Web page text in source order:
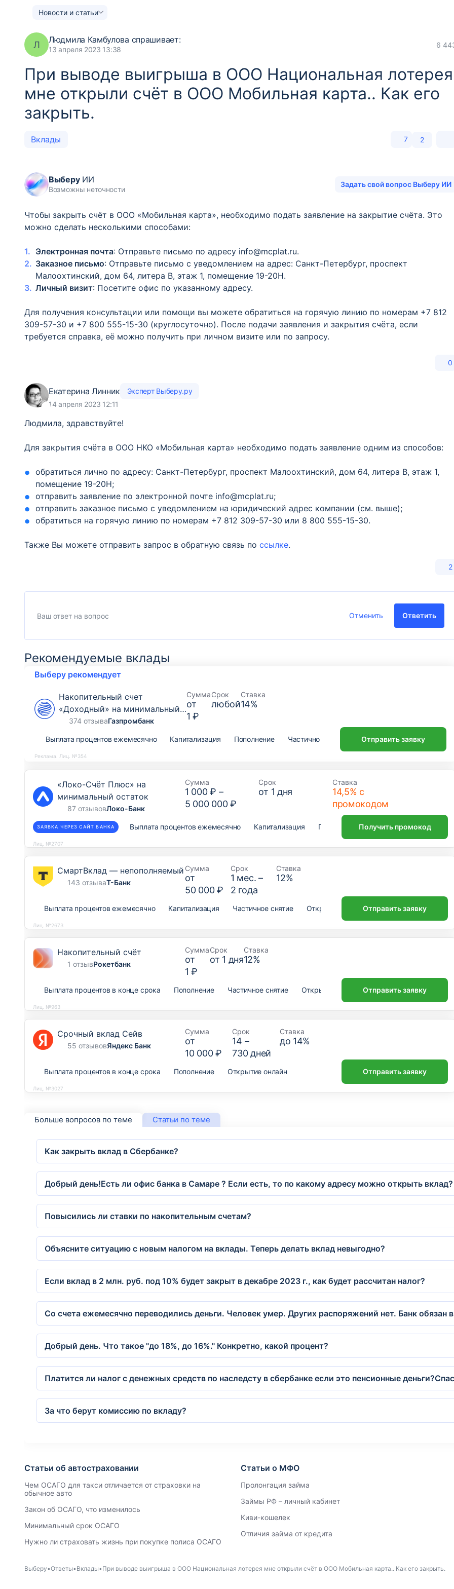
Новости и статьи
Л Людмила Камбулова спрашивает:
13 апреля 2023 13:38
6
При выводе выигрыша в ООО Национальная лотерея
мне открыли счёт в ООО Мобильная карта.. Как его
закрыть.
Вклады 7 2
ВыберуИИ
Возможны неточности
Задать свой вопрос Выберу ИИ
Чтобы закрыть счёт в ООО «Мобильная карта», необходимо подать заявление на закрытие счёта. Это
можно сделать несколькими способами:
Электронная почта: Отправьте письмо по адресу info@mcplat.ru.
Заказное письмо: Отправьте письмо с уведомлением на адрес: Санкт-Петербург, проспект
Малоохтинский, дом 64, литера В, этаж 1, помещение 19-20Н.
Личный визит: Посетите офис по указанному адресу.
Для получения консультации или помощи вы можете обратиться на горячую линию по номерам +7 812
309-57-30 и +7 800 555-15-30 (круглосуточно). После подачи заявления и закрытия счёта, если
требуется справка, её можно получить при личном визите или по запросу.
0
Екатерина Линник
Эксперт Выберу.ру
14 апреля 2023 12:11
Людмила, здравствуйте!
Для закрытия счёта в ООО НКО «Мобильная карта» необходимо подать заявление одним из способов:
обратиться лично по адресу: Санкт-Петербург, проспект Малоохтинский, дом 64, литера В, этаж 1,
помещение 19-20Н;
отправить заявление по электронной почте info@mcplat.ru;
отправить заказное письмо с уведомлением на юридический адрес компании (см. выше);
обратиться на горячую линию по номерам +7 812 309-57-30 или 8 800 555-15-30.
Также Вы можете отправить запрос в обратную связь по ссылке.
2
Отменить Ответить
Рекомендуемые вклады
Выберу рекомендует
Накопительный счет
«Доходный» на минимальный
остаток
374 отзываГазпромбанк
Сумма
от
1 ₽
Срок
любой
Ставка
14%
Выплата процентов ежемесячно Капитализация Пополнение Частичное снятие Открытие онлайн
Отправить заявку
Реклама. Лиц. №354
«Локо-Счёт Плюс» на
минимальный остаток
87 отзывовЛоко-Банк
Сумма
1 000 ₽ –
5 000 000 ₽
Срок
от 1 дня
Ставка
14,5% с
промокодом
ЗАЯВКА ЧЕРЕЗ САЙТ БАНКА Выплата процентов ежемесячно Капитализация Пополнение Частичное снятие
Получить промокод
Лиц. №2707
СмартВклад — непополняемый
143 отзываТ-Банк
Сумма
от
50 000 ₽
Срок
1 мес. –
2 года
Ставка
12%
Выплата процентов ежемесячно Капитализация Частичное снятие Открытие онлайнОтправить заявку
Лиц. №2673
Накопительный счёт
1 отзывРокетбанк
Сумма
от
1 ₽
Срок
от 1 дня
Ставка
12%
Выплата процентов в конце срока Пополнение Частичное снятие Открытие онлайн Отправить заявку
Лиц. №963
Срочный вклад Сейв
55 отзывовЯндекс Банк
Сумма
от
10 000 ₽
Срок
14 –
730дней
Ставка
до 14%
Выплата процентов в конце срока Пополнение Открытие онлайн Отправить заявку
Лиц. №3027
Больше вопросов по теме Статьи по теме
Как закрыть вклад в Сбербанке?
Добрый день!Есть ли офис банка в Самаре ? Если есть, то по какому адресу можно открыть вклад?
Повысились ли ставки по накопительным счетам?
Объясните ситуацию с новым налогом на вклады. Теперь делать вклад невыгодно?
Если вклад в 2 млн. руб. под 10% будет закрыт в декабре 2023 г., как будет рассчитан налог?
Со счета ежемесячно переводились деньги. Человек умер. Других распоряжений нет. Банк обязан
Добрый день. Что такое "до 18%, до 16%." Конкретно, какой процент?
Платится ли налог с денежных средств по наследсту в сбербанке если это пенсионные
За что берут комиссию по вкладу?
Статьи об автостраховании
Чем ОСАГО для такси отличается от страховки на
обычное авто
Закон об ОСАГО, что изменилось
Минимальный срок ОСАГО
Нужно ли страховать жизнь при покупке полиса ОСАГО
Статьи о МФО
Пролонгация займа
Займы РФ – личный кабинет
Киви-кошелек
Отличия займа от кредита
Выберу Ответы Вклады При выводе выигрыша в ООО Национальная лотерея мне открыли счёт в ООО Мобильная карта.. Как его закрыть.